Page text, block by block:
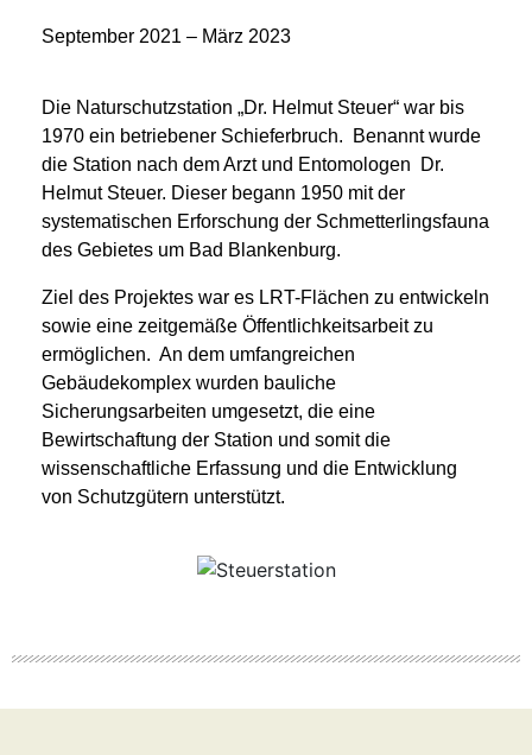
September 2021 – März 2023
Die Naturschutzstation „Dr. Helmut Steuer“ war bis
1970 ein betriebener Schieferbruch. Benannt wurde
die Station nach dem Arzt und Entomologen Dr.
Helmut Steuer. Dieser begann 1950 mit der
systematischen Erforschung der Schmetterlingsfauna
des Gebietes um Bad Blankenburg.
Ziel des Projektes war es LRT-Flächen zu entwickeln
sowie eine zeitgemäße Öffentlichkeitsarbeit zu
ermöglichen. An dem umfangreichen
Gebäudekomplex wurden bauliche
Sicherungsarbeiten umgesetzt, die eine
Bewirtschaftung der Station und somit die
wissenschaftliche Erfassung und die Entwicklung
von Schutzgütern unterstützt.